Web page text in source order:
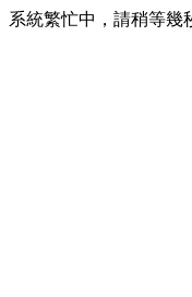
系統繁忙中，請稍等幾